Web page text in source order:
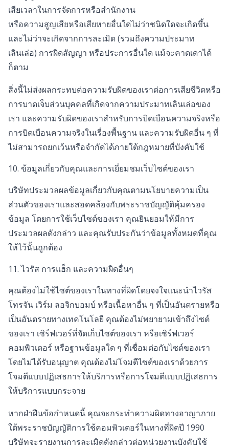
เสียเวลาในการจัดการหรือสำนักงาน
หรือความสูญเสียหรือเสียหายอื่นใดไม่ว่าชนิดใดจะเกิดขึ้น
และไม่ว่าจะเกิดจากการละเมิด (รวมถึงความประมาท
เลินเล่อ) การผิดสัญญา หรือประการอื่นใด แม้จะคาดเดาได้
ก็ตาม
สิ่งนี้ไม่ส่งผลกระทบต่อความรับผิดของเราต่อการเสียชีวิตหรือ
การบาดเจ็บส่วนบุคคลที่เกิดจากความประมาทเลินเล่อของ
เรา และความรับผิดของเราสำหรับการบิดเบือนความจริงหรือ
การบิดเบือนความจริงในเรื่องพื้นฐาน และความรับผิดอื่น ๆ ที่
ไม่สามารถยกเว้นหรือจำกัดได้ภายใต้กฎหมายที่บังคับใช้
10. ข้อมูลเกี่ยวกับคุณและการเยี่ยมชมเว็บไซต์ของเรา
บริษัทประมวลผลข้อมูลเกี่ยวกับคุณตามนโยบายความเป็น
ส่วนตัวของเราและสอดคล้องกับพระราชบัญญัติคุ้มครอง
ข้อมูล โดยการใช้เว็บไซต์ของเรา คุณยินยอมให้มีการ
ประมวลผลดังกล่าว และคุณรับประกันว่าข้อมูลทั้งหมดที่คุณ
ให้ไว้นั้นถูกต้อง
11. ไวรัส การแฮ็ก และความผิดอื่นๆ
คุณต้องไม่ใช้ไซต์ของเราในทางที่ผิดโดยจงใจแนะนำไวรัส
โทรจัน เวิร์ม ลอจิกบอมบ์ หรือเนื้อหาอื่น ๆ ที่เป็นอันตรายหรือ
เป็นอันตรายทางเทคโนโลยี คุณต้องไม่พยายามเข้าถึงไซต์
ของเรา เซิร์ฟเวอร์ที่จัดเก็บไซต์ของเรา หรือเซิร์ฟเวอร์
คอมพิวเตอร์ หรือฐานข้อมูลใด ๆ ที่เชื่อมต่อกับไซต์ของเรา
โดยไม่ได้รับอนุญาต คุณต้องไม่โจมตีไซต์ของเราด้วยการ
โจมตีแบบปฏิเสธการให้บริการหรือการโจมตีแบบปฏิเสธการ
ให้บริการแบบกระจาย
หากฝ่าฝืนข้อกำหนดนี้ คุณจะกระทำความผิดทางอาญาภาย
ใต้พระราชบัญญัติการใช้คอมพิวเตอร์ในทางที่ผิดปี 1990
บริษัทจะรายงานการละเมิดดังกล่าวต่อหน่วยงานบังคับใช้